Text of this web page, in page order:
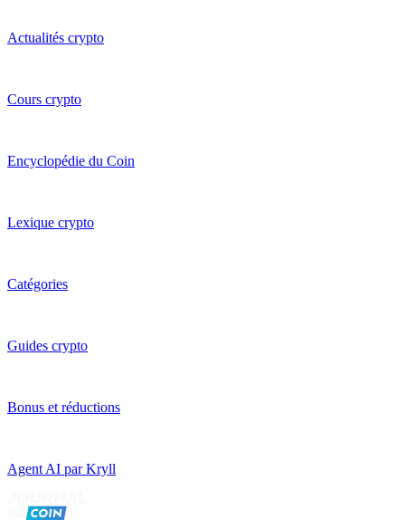
Actualités crypto
Cours crypto
Encyclopédie du Coin
Lexique crypto
Catégories
Guides crypto
Bonus et réductions
Agent AI par Kryll